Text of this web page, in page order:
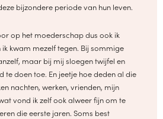
bijzondere periode van hun leven.
op het moederschap dus ook ik
kwam mezelf tegen. Bij sommige
maar bij mij sloegen twijfel en
te doen toe. En jeetje hoe deden al die
nachten, werken, vrienden, mijn
vond ik zelf ook alweer fijn om te
die eerste jaren. Soms best